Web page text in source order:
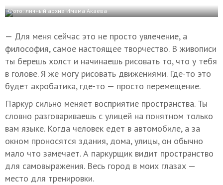
Фото: личный архив Имама Акаева
— Для меня сейчас это не просто увлечение, а
философия, самое настоящее творчество. В живописи
ты берешь холст и начинаешь рисовать то, что у тебя
в голове. Я же могу рисовать движениями. Где-то это
будет акробатика, где-то — просто перемещение.
Паркур сильно меняет восприятие пространства. Ты
словно разговариваешь с улицей на понятном только
вам языке. Когда человек едет в автомобиле, а за
окном проносятся здания, дома, улицы, он обычно
мало что замечает. А паркурщик видит пространство
для самовыражения. Весь город в моих глазах —
место для тренировки.